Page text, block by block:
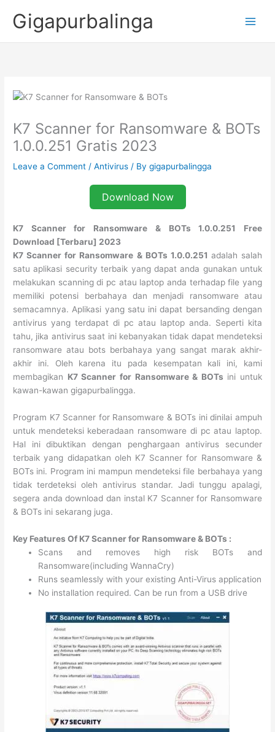
Gigapurbalinga
K7 Scanner for Ransomware & BOTs
1.0.0.251 Gratis 2023
Leave a Comment /Antivirus / Bygigapurbalingga
Download Now
K7 Scanner for Ransomware & BOTs 1.0.0.251 Free
Download [Terbaru] 2023
K7 Scanner for Ransomware & BOTs 1.0.0.251 adalah salah
satu aplikasi security terbaik yang dapat anda gunakan untuk
melakukan scanning di pc atau laptop anda terhadap file yang
memiliki potensi berbahaya dan menjadi ransomware atau
semacamnya. Aplikasi yang satu ini dapat bersanding dengan
antivirus yang terdapat di pc atau laptop anda. Seperti kita
tahu, jika antivirus saat ini kebanyakan tidak dapat mendeteksi
ransomware atau bots berbahaya yang sangat marak akhir-
akhir ini. Oleh karena itu pada kesempatan kali ini, kami
membagikan K7 Scanner for Ransomware & BOTs ini untuk
kawan-kawan gigapurbalingga.
Program K7 Scanner for Ransomware & BOTs ini dinilai ampuh
untuk mendeteksi keberadaan ransomware di pc atau laptop.
Hal ini dibuktikan dengan penghargaan antivirus secunder
terbaik yang didapatkan oleh K7 Scanner for Ransomware &
BOTs ini. Program ini mampun mendeteksi file berbahaya yang
tidak terdeteksi oleh antivirus standar. Jadi tunggu apalagi,
segera anda download dan instal K7 Scanner for Ransomware
& BOTs ini sekarang juga.
Key Features Of K7 Scanner for Ransomware & BOTs :
Scans and removes high risk BOTs and
Ransomware(including WannaCry)
Runs seamlessly with your existing Anti-Virus application
No installation required. Can be run from a USB drive